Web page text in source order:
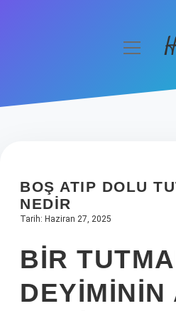
Hakkımızda
menüyü
BOŞ ATIP DOLU
NEDIR
Tarih: Haziran 27, 2025
BIR
DEYIMININ